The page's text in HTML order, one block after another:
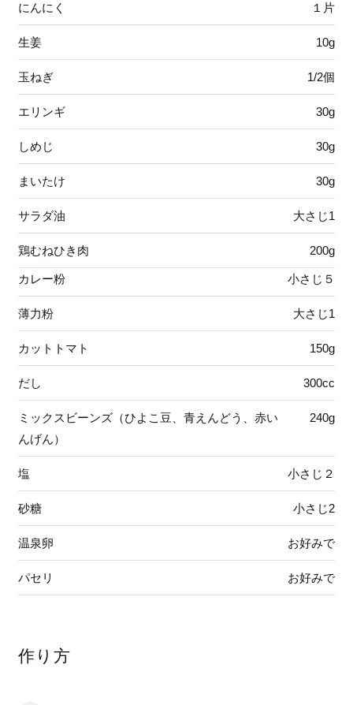
にんにく １片
生姜 10g
玉ねぎ 1/2個
エリンギ 30g
しめじ 30g
まいたけ 30g
サラダ油 大さじ1
鶏むねひき肉 200g
カレー粉 小さじ５
薄力粉 大さじ1
カットトマト 150g
だし 300cc
ミックスビーンズ（ひよこ豆、青えんどう、赤い
んげん）
240g
塩 小さじ２
砂糖 小さじ2
温泉卵 お好みで
パセリ お好みで
作り方